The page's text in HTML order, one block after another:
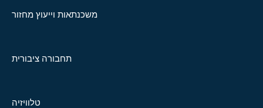
משכנתאות וייעוץ מחזור
תחבורה ציבורית
טלוויזיה